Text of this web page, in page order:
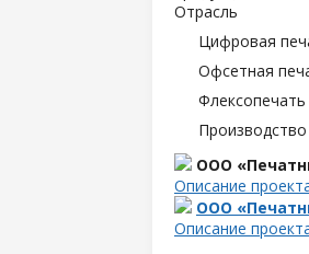
Отрасль
Цифровая
Офсетная
ООО
Описание
ООО
Описание